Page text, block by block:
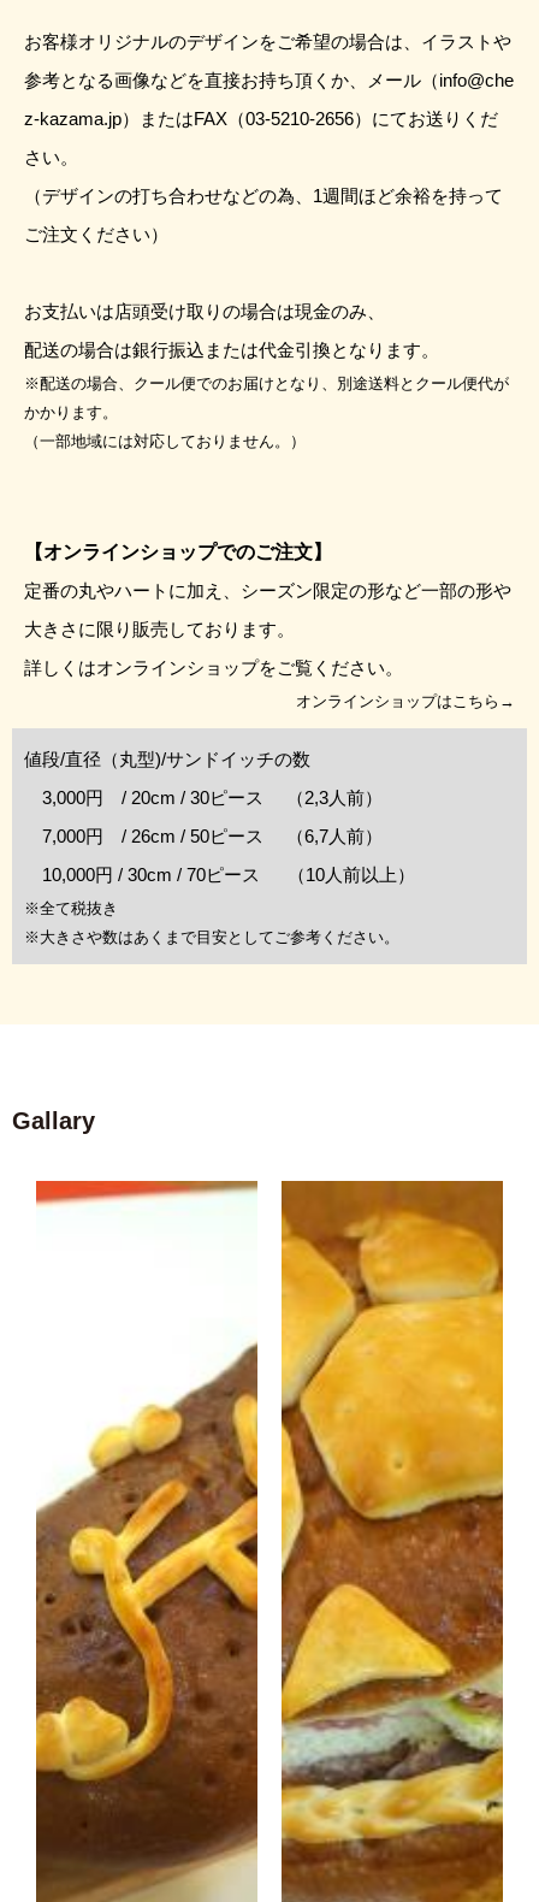
お客様オリジナルのデザインをご希望の場合は、 イラストや
参考となる画像などを直接お持ち頂くか、
メール（info@che
z-kazama.jp）またはFAX（03-5210-2656）にてお送りくだ
さい。
（デザインの打ち合わせなどの為、1週間ほど余裕を持って
ご注文ください）
お支払いは店頭受け取りの場合は現金のみ、
配送の場合は銀行振込または代金引換となります。
※配送の場合、クール便でのお届けとなり、別途送料とクール便代が
かかります。
（一部地域には対応しておりません。）
【オンラインショップでのご注文】
定番の丸やハートに加え、シーズン限定の形など一部の形や
大きさに限り販売しております。
詳しくはオンラインショップをご覧ください。
オンラインショップはこちら→
値段/直径（丸型)/サンドイッチの数
3,000円 / 20cm / 30ピース （2,3人前）
7,000円 / 26cm / 50ピース （6,7人前）
10,000円 / 30cm / 70ピース （10人前以上）
※全て税抜き
※大きさや数はあくまで目安としてご参考ください。
Gallary